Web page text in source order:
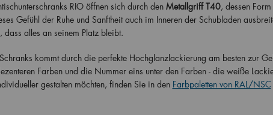
RIO öffnen sich durch den Metallgriff T40, dessen
Gefühl der Ruhe und Sanftheit auch im Inneren der Schubladen
alles an seinem Platz bleibt.
kommt durch die perfekte Hochglanzlackierung am besten zur
Farben und die Nummer eins unter den Farben - die weiße
gestalten möchten, finden Sie in den Farbpaletten von RAL/NSC